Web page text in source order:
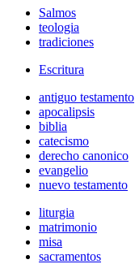
Salmos
teologia
tradiciones
Escritura
antiguo testamento
apocalipsis
biblia
catecismo
derecho canonico
evangelio
nuevo testamento
liturgia
matrimonio
misa
sacramentos